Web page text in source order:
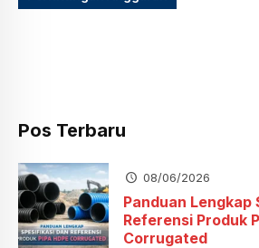
Pos Terbaru
08/06/2026
Panduan Lengkap
Referensi Produk
Corrugated